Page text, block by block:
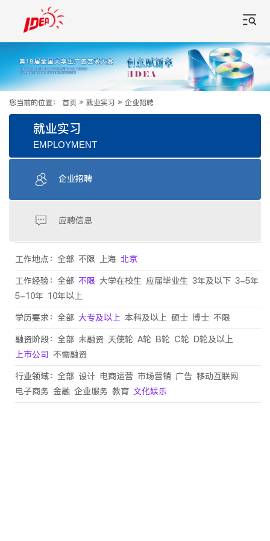
您当前的位置： 首页 » 就业实习 » 企业招聘
就业实习
EMPLOYMENT
企业招聘
应聘信息
工作地点： 全部 不限 上海 北京
工作经验： 全部 不限 大学在校生 应届毕业生 3年及以下 3-5年
5-10年 10年以上
学历要求： 全部 大专及以上 本科及以上 硕士 博士 不限
融资阶段： 全部 未融资 天使轮 A轮 B轮 C轮 D轮及以上
上市公司 不需融资
行业领域： 全部 设计 电商运营 市场营销 广告 移动互联网
电子商务 金融 企业服务 教育 文化娱乐